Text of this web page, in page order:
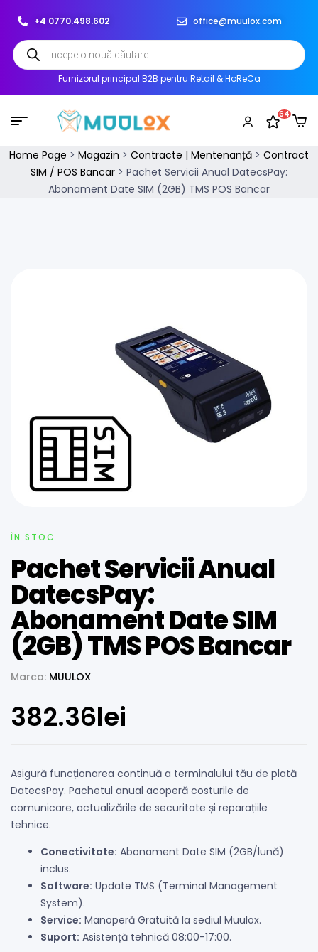
+4 0770.498.602 office@muulox.com
Furnizorul principal B2B pentru Retail & HoReCa
64
Home Page > Magazin > Contracte | Mentenanță > Contract
SIM / POS Bancar > Pachet Servicii Anual DatecsPay:
Abonament Date SIM (2GB) TMS POS Bancar
ÎN STOC
Pachet Servicii Anual
DatecsPay:
Abonament Date SIM
(2GB) TMS POS Bancar
Marca: MUULOX
382.36lei
Asigură funcționarea continuă a terminalului tău de plată
DatecsPay. Pachetul anual acoperă costurile de
comunicare, actualizările de securitate și reparațiile
tehnice.
Conectivitate: Abonament Date SIM (2GB/lună)
inclus.
Software: Update TMS (Terminal Management
System).
Service: Manoperă Gratuită la sediul Muulox.
Suport: Asistență tehnică 08:00-17:00.